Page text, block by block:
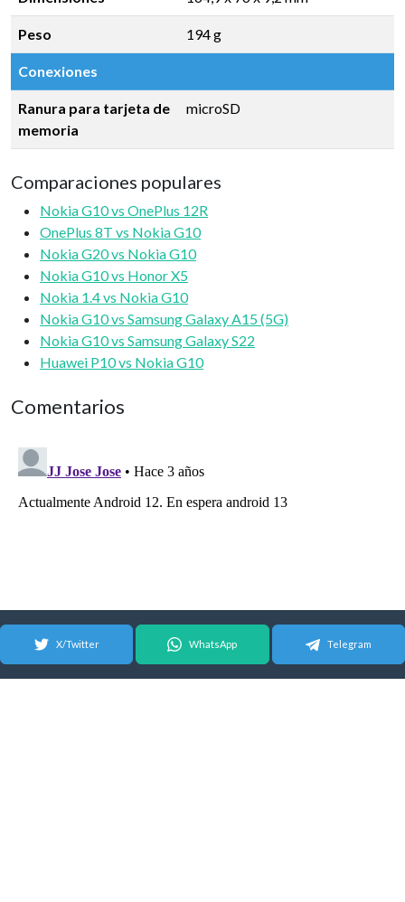
Peso 194 g
Conexiones
Ranura para tarjeta de
memoria
microSD
Comparaciones populares
Nokia G10 vs OnePlus 12R
OnePlus 8T vs Nokia G10
Nokia G20 vs Nokia G10
Nokia G10 vs Honor X5
Nokia 1.4 vs Nokia G10
Nokia G10 vs Samsung Galaxy A15 (5G)
Nokia G10 vs Samsung Galaxy S22
Huawei P10 vs Nokia G10
Comentarios
X/Twitter WhatsApp Telegram